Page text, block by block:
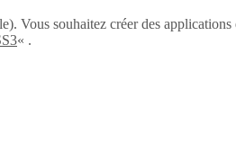
Vous souhaitez créer des
« .